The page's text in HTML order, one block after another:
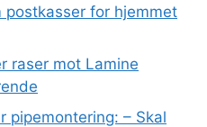
for hjemmet
raser mot Lamine
pipemontering: – Skal